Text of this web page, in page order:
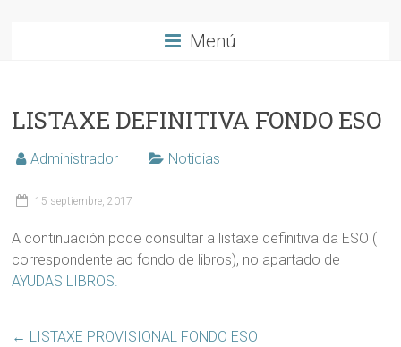
Menú
LISTAXE DEFINITIVA FONDO ESO
Administrador Noticias
15 septiembre, 2017
A continuación pode consultar a listaxe definitiva da ESO (
correspondente ao fondo de libros), no apartado de
AYUDAS LIBROS.
← LISTAXE PROVISIONAL FONDO ESO